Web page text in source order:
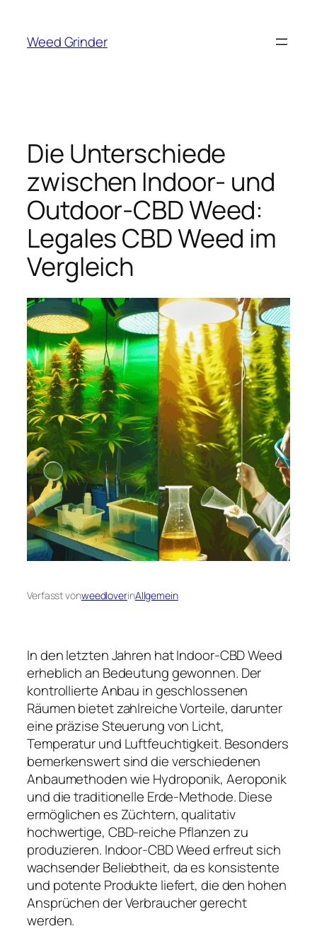
springen
Weed Grinder
Die Unterschiede
zwischen Indoor- und
Outdoor-CBD Weed:
Legales CBD Weed im
Vergleich
Verfasst vonweedloverinAllgemein
In den letzten Jahren hat Indoor-CBD Weed
erheblich an Bedeutung gewonnen. Der
kontrollierte Anbau in geschlossenen
Räumen bietet zahlreiche Vorteile, darunter
eine präzise Steuerung von Licht,
Temperatur und Luftfeuchtigkeit. Besonders
bemerkenswert sind die verschiedenen
Anbaumethoden wie Hydroponik, Aeroponik
und die traditionelle Erde-Methode. Diese
ermöglichen es Züchtern, qualitativ
hochwertige, CBD-reiche Pflanzen zu
produzieren. Indoor-CBD Weed erfreut sich
wachsender Beliebtheit, da es konsistente
und potente Produkte liefert, die den hohen
Ansprüchen der Verbraucher gerecht
werden.